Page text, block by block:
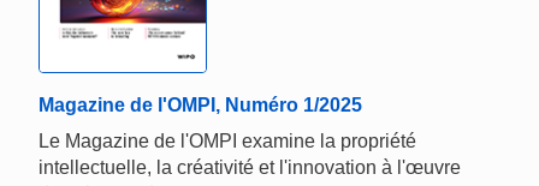
Magazine de l'OMPI, Numéro 1/2025
Le Magazine de l'OMPI examine la propriété
intellectuelle, la créativité et l'innovation à l'œuvre